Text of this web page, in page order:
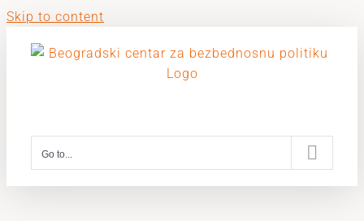
Skip to content
Go to...